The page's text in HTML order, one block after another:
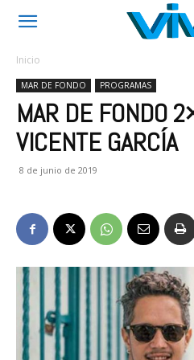
Inicio
MAR DE FONDO PROGRAMAS
MAR DE FONDO
VICENTE GARCÍA
8 de junio de 2019